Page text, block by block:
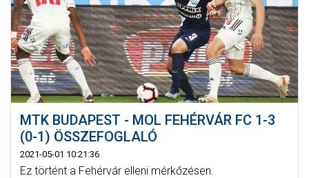
MTK BUDAPEST - MOL FEHÉRVÁR FC 1-3
(0-1) ÖSSZEFOGLALÓ
2021-05-01 10:21:36
Ez történt a Fehérvár elleni mérkőzésen.